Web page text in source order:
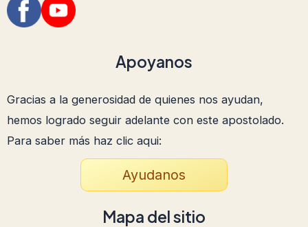
Apoyanos
Gracias a la generosidad de quienes nos ayudan,
hemos logrado seguir adelante con este apostolado.
Para saber más haz clic aqui:
Ayudanos
Mapa del sitio